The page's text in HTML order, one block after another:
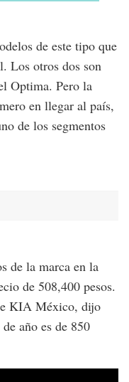
de este tipo que
Los otros dos son
Optima. Pero la
en llegar al país,
de los segmentos
de la marca en la
de 508,400 pesos.
KIA México, dijo
año es de 850